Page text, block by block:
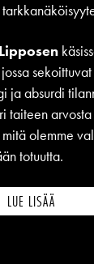
ja absurdi
taiteen
olemme
totuutta.
LUE LISÄÄ